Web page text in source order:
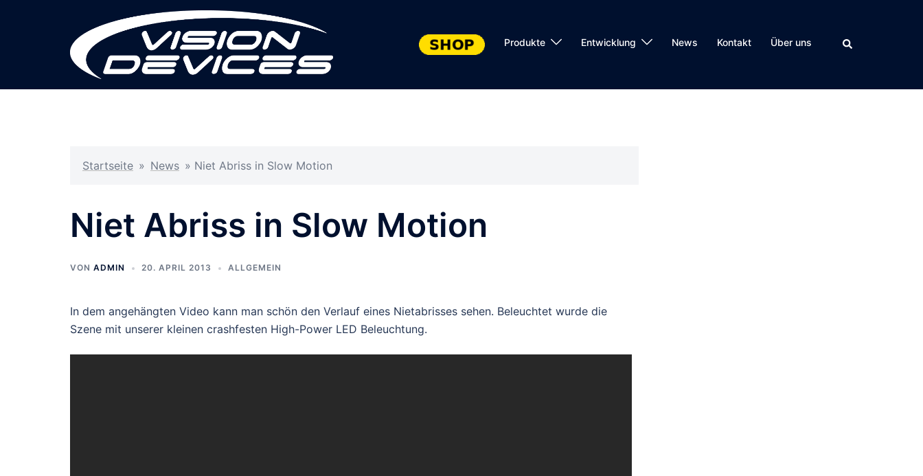
Produkte Entwicklung News Kontakt Über uns Suche
Startseite » News » Niet Abriss in Slow Motion
Niet Abriss in Slow Motion
VON ADMIN 20. APRIL 2013 ALLGEMEIN
In dem angehängten Video kann man schön den Verlauf eines Nietabrisses sehen. Beleuchtet wurde die
Szene mit unserer kleinen crashfesten High-Power LED Beleuchtung.